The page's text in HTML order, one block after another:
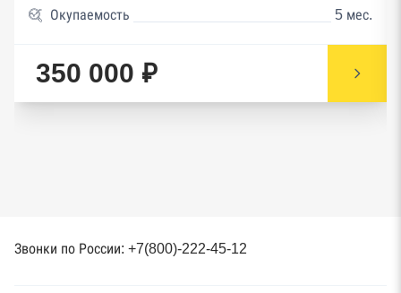
Окупаемость
5 мес.
350 000 ₽
Звонки по России: +7(800)-222-45-12